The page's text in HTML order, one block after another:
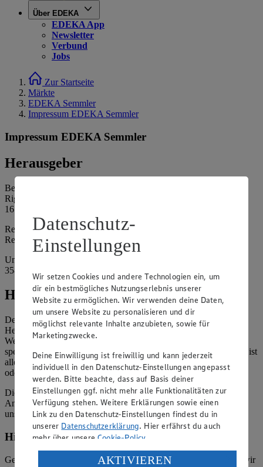
Über EDEKA
EDEKA App
Newsletter
Verbund
Jobs
Zur Startseite
Märkte
EDEKA Semmler
Impressum EDEKA Semmler
Impressum EDEKA Semmler
Herausgeber
Benjamin Semmler e.K.
Rigaer Str. 4
16761 Hennigsdorf
Registergericht: 16816 Neuruppin
Registernummer: HRA 3673 NP
Umsatzsteuer-Identifikationsnummer gem. § 27a UStG: DE
358766819
Hinweise
Der Inhalt dieser Website ist urheberrechtlich geschützt. Der
Herausgeber gewährt Ihnen jedoch das Recht, den auf dieser
Website bereitgestellten Text ganz oder ausschnittsweise zu
speichern und zu vervielfältigen. Aus Gründen des Urheberrechts ist
allerdings die Speicherung und Vervielfältigung von Bildmaterial
oder Grafiken aus dieser Website nicht gestattet.
Die verantwortliche Stelle ist nicht für die Inhalte der versendeten
Angebotsinformationen verantwortlich. Firma und Anschriften
unserer Märkte finden Sie in derMarktsuche
Hinweis zum Verbraucherstreitbeilegungsgesetz
Gemäß § 36 Verbraucherstreitbeilegungsgesetz (VSBG) weisen wir
Datenschutz-
Einstellungen
Wir setzen Cookies und andere Technologien ein, um
dir ein bestmögliches Nutzungserlebnis unserer
Website zu ermöglichen. Wir verwenden deine Daten,
um unsere Website zu personalisieren und dir
möglichst relevante Inhalte anzubieten, sowie für
Marketingzwecke.
Deine Einwilligung ist freiwillig und kann jederzeit
individuell in den Datenschutz-Einstellungen angepasst
werden. Bitte beachte, dass auf Basis deiner
Einstellungen ggf. nicht mehr alle Funktionalitäten zur
Verfügung stehen. Weitere Erklärungen sowie einen
Link zu den Datenschutz-Einstellungen findest du in
unserer Datenschutzerklärung. Hier erfährst du auch
mehr über unsereCookie-Policy.
Verarbeitung deiner personenbezogenen Daten in den
AKTIVIEREN